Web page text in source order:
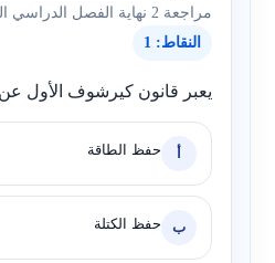
مراجعة 2 نهاية الفصل الدراسي الثاني في مادة الفيزياء
النقاط: 1
يعبر قانون كيرشوف الأول
حفظ الطاقة
ب حفظ الكتلة